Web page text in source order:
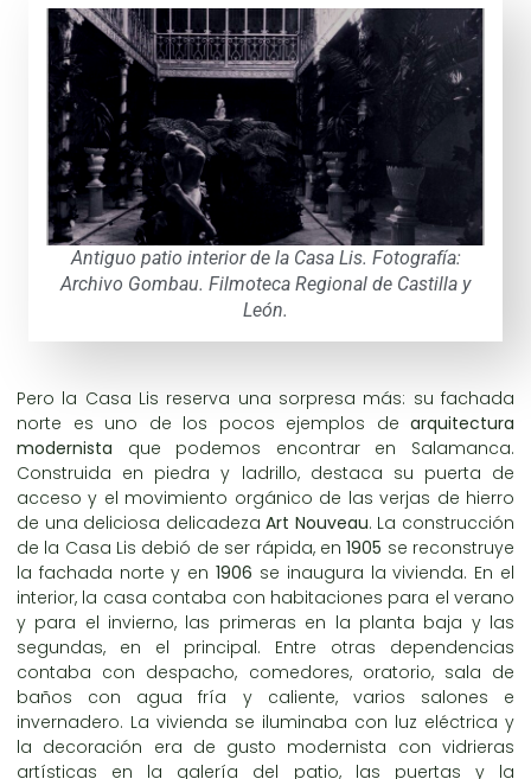
Pero la Casa Lis reserva una sorpresa más: su fachada
norte es uno de los pocos ejemplos de arquitectura
modernista que podemos encontrar en Salamanca.
Construida en piedra y ladrillo, destaca su puerta de
acceso y el movimiento orgánico de las verjas de hierro
de una deliciosa delicadezaArt Nouveau. La construcción
de la Casa Lis debió de ser rápida, en1905 se reconstruye
la fachada norte y en1906 se inaugura la vivienda. En el
interior, la casa contaba con habitaciones para el verano
y para el invierno, las primeras en la planta baja y las
segundas, en el principal. Entre otras dependencias
contaba con despacho, comedores, oratorio, sala de
baños con agua fría y caliente, varios salones e
invernadero. La vivienda se iluminaba con luz eléctrica y
la decoración era de gusto modernista con vidrieras
artísticas en la galería del patio, las puertas y la
Antiguo patio interior de la Casa Lis. Fotografía:
Archivo Gombau. Filmoteca Regional de Castilla y
León.